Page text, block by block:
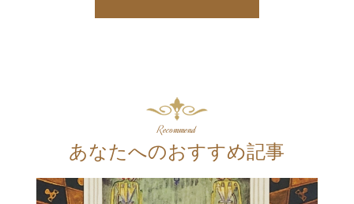
Recommend
あなたへのおすすめ記事